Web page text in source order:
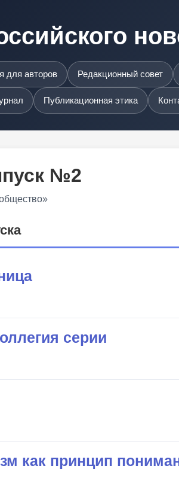
для авторов Редакционный совет
Публикационная этика
№2
серии
как принцип